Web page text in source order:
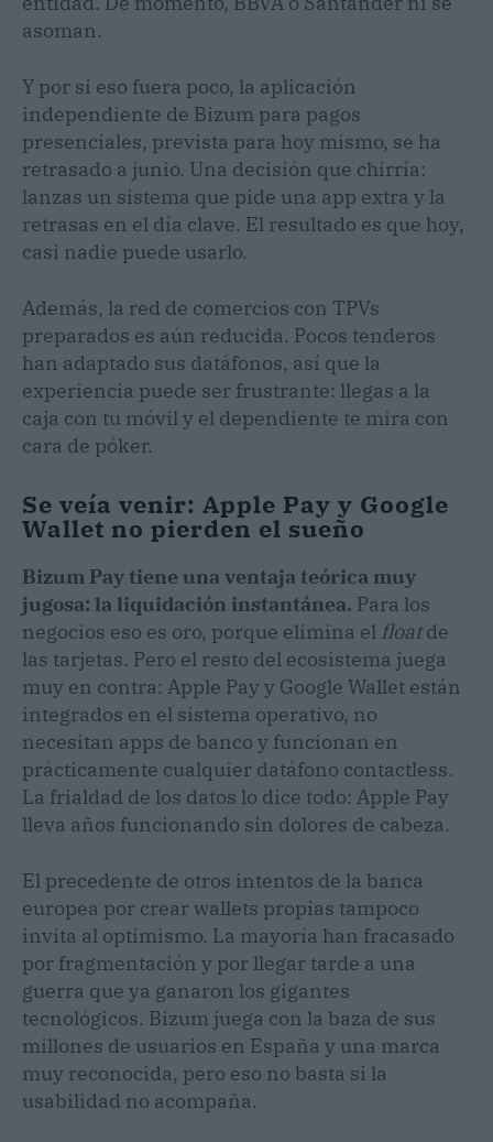
asoman.
Y por si eso fuera poco, la aplicación
independiente de Bizum para pagos
presenciales, prevista para hoy mismo, se ha
retrasado a junio. Una decisión que chirría:
lanzas un sistema que pide una app extra y la
retrasas en el día clave. El resultado es que hoy,
casi nadie puede usarlo.
Además, la red de comercios con TPVs
preparados es aún reducida. Pocos tenderos
han adaptado sus datáfonos, así que la
experiencia puede ser frustrante: llegas a la
caja con tu móvil y el dependiente te mira con
cara de póker.
Se veía venir: Apple Pay y Google
Wallet no pierden el sueño
Bizum Pay tiene una ventaja teórica muy
jugosa: la liquidación instantánea. Para los
negocios eso es oro, porque elimina el floatde
las tarjetas. Pero el resto del ecosistema juega
muy en contra: Apple Pay y Google Wallet están
integrados en el sistema operativo, no
necesitan apps de banco y funcionan en
prácticamente cualquier datáfono contactless.
La frialdad de los datos lo dice todo: Apple Pay
lleva años funcionando sin dolores de cabeza.
El precedente de otros intentos de la banca
europea por crear wallets propias tampoco
invita al optimismo. La mayoría han fracasado
por fragmentación y por llegar tarde a una
guerra que ya ganaron los gigantes
tecnológicos. Bizum juega con la baza de sus
millones de usuarios en España y una marca
muy reconocida, pero eso no basta si la
usabilidad no acompaña.